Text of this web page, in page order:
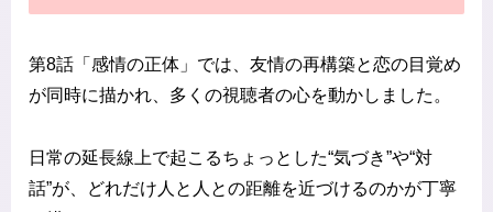
第8話「感情の正体」では、友情の再構築と恋の目覚め
が同時に描かれ、多くの視聴者の心を動かしました。
日常の延長線上で起こるちょっとした“気づき”や“対
話”が、どれだけ人と人との距離を近づけるのかが丁寧